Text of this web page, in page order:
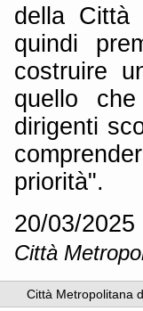
della Città
quindi
costruire
quello
dirigenti
priorità".
20/03/2025
Città
Città Metropolitana